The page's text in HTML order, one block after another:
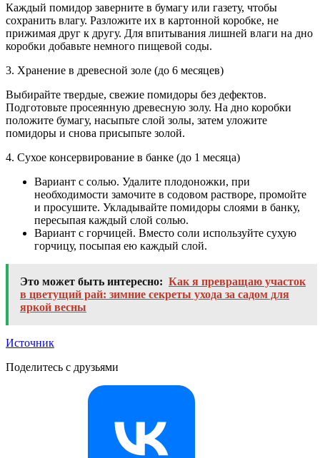
Каждый помидор заверните в бумагу или газету, чтобы
сохранить влагу. Разложите их в картонной коробке, не
прижимая друг к другу. Для впитывания лишней влаги на дно
коробки добавьте немного пищевой соды.
3. Хранение в древесной золе (до 6 месяцев)
Выбирайте твердые, свежие помидоры без дефектов.
Подготовьте просеянную древесную золу. На дно коробки
положите бумагу, насыпьте слой золы, затем уложите
помидоры и снова присыпьте золой.
4. Сухое консервирование в банке (до 1 месяца)
Вариант с солью. Удалите плодоножки, при
необходимости замочите в содовом растворе, промойте
и просушите. Укладывайте помидоры слоями в банку,
пересыпая каждый слой солью.
Вариант с горчицей. Вместо соли используйте сухую
горчицу, посыпая ею каждый слой.
Это может быть интересно: Как я превращаю участок
в цветущий рай: зимние секреты ухода за садом для
яркой весны
Источник
Поделитесь с друзьями